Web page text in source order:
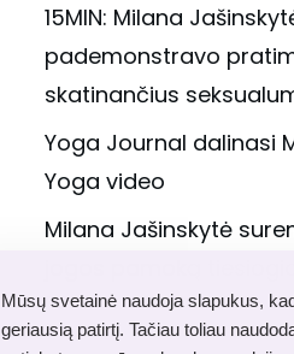
15MIN: Milana
pademonstravo
skatinančius
Yoga Journal dalinasi
Yoga video
Milana Jašinskytė
Mūsų svetainė naudoja slapukus,
geriausią patirtį. Tačiau toliau